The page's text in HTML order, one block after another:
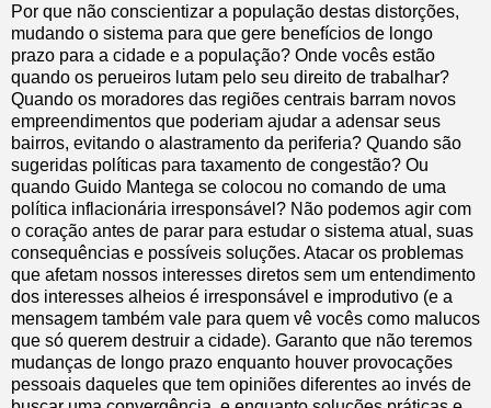
Por que não conscientizar a população destas distorções,
mudando o sistema para que gere benefícios de longo
prazo para a cidade e a população? Onde vocês estão
quando os perueiros lutam pelo seu direito de trabalhar?
Quando os moradores das regiões centrais barram novos
empreendimentos que poderiam ajudar a adensar seus
bairros, evitando o alastramento da periferia? Quando são
sugeridas políticas para taxamento de congestão? Ou
quando Guido Mantega se colocou no comando de uma
política inflacionária irresponsável? Não podemos agir com
o coração antes de parar para estudar o sistema atual, suas
consequências e possíveis soluções. Atacar os problemas
que afetam nossos interesses diretos sem um entendimento
dos interesses alheios é irresponsável e improdutivo (e a
mensagem também vale para quem vê vocês como malucos
que só querem destruir a cidade). Garanto que não teremos
mudanças de longo prazo enquanto houver provocações
pessoais daqueles que tem opiniões diferentes ao invés de